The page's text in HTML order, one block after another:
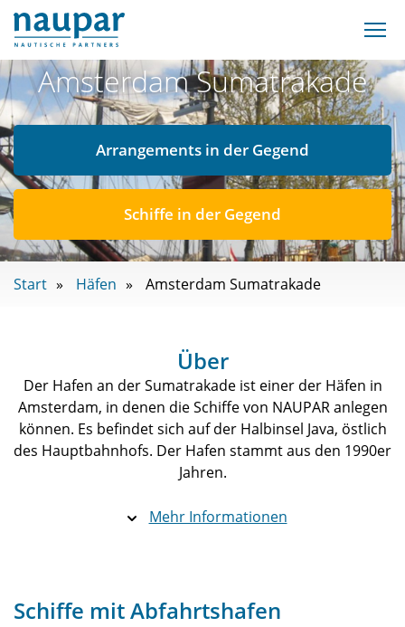
Amsterdam Sumatrakade
Arrangements in der Gegend
Schiffe in der Gegend
Start Häfen Amsterdam Sumatrakade
Über
Der Hafen an der Sumatrakade ist einer der Häfen in
Amsterdam, in denen die Schiffe von NAUPAR anlegen
können. Es befindet sich auf der Halbinsel Java, östlich
des Hauptbahnhofs. Der Hafen stammt aus den 1990er
Jahren.
Mehr Informationen
Schiffe mit Abfahrtshafen